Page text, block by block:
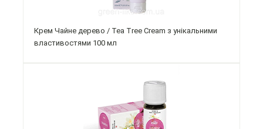
Крем Чайне дерево / Tea Tree Cream з унікальними
властивостями 100 мл